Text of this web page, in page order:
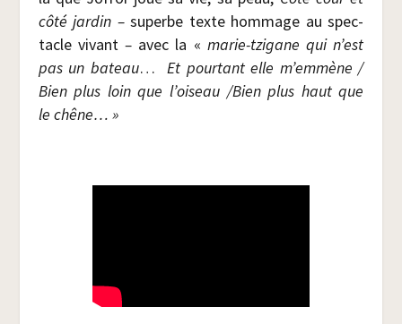
côté jar­din –superbe texte hom­mage au spec­
tacle vivant– avec la « marie-tzi­gane qui n’est
pas un bateau…
Et pour­tant elle m’emmène /​
Bien plus loin que l’oiseau /​Bien plus haut que
le chêne… »